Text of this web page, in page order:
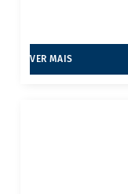
VER MAIS